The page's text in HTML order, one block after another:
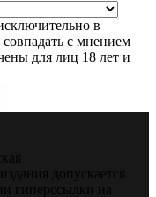
в
с мнением
для лиц 18 лет и
допускается
гиперссылки на